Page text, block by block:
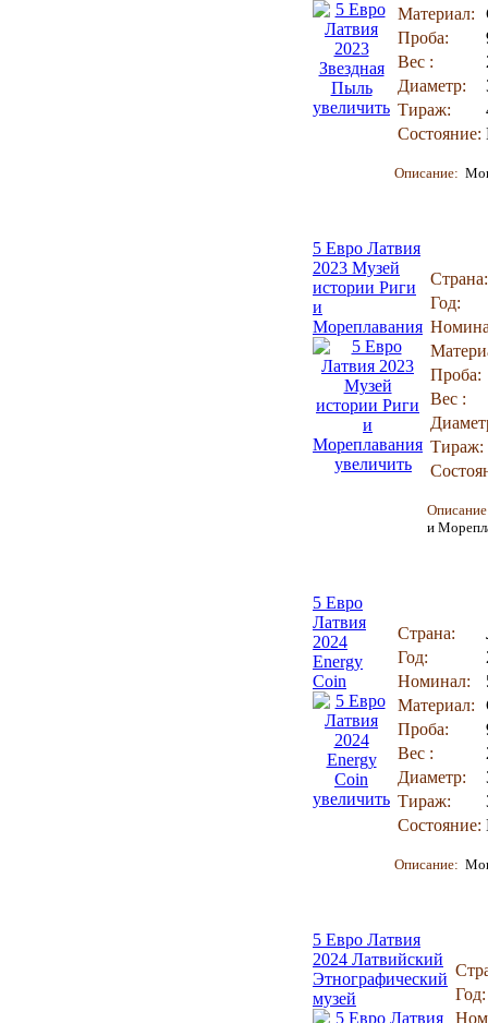
увеличить
Материал:
Проба:
Вес :
Диаметр:
Тираж:
Состояние:
Описание:
5 Евро Латвия
2023 Музей
истории Риги
и
Мореплавания
увеличить
Страна:
Год:
Проба:
Вес :
Тираж:
и
5 Евро
Латвия
2024
Energy
Coin
увеличить
Страна:
Год:
Номинал:
Материал:
Проба:
Вес :
Диаметр:
Тираж:
Состояние:
Описание:
5 Евро Латвия
2024 Латвийский
Этнографический
музей
Год: